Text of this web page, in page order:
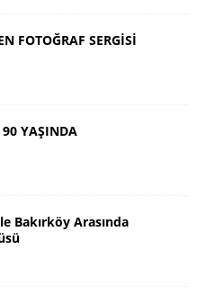
FOTOĞRAF SERGİSİ
90 YAŞINDA
Bakırköy Arasında